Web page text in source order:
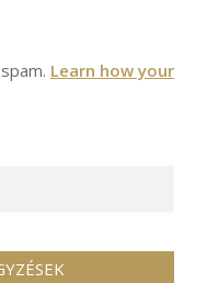
Learn how your